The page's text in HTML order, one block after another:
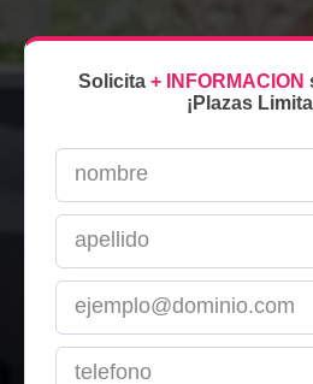
Solicita + INFORMACION
¡Plazas